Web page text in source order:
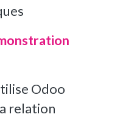
Odoo
relation